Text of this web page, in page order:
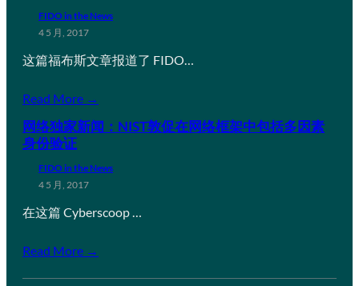
FIDO in the News
4 5 月, 2017
这篇福布斯文章报道了 FIDO…
Read More →
网络独家新闻：NIST敦促在网络框架中包括多因素
身份验证
FIDO in the News
4 5 月, 2017
在这篇 Cyberscoop …
Read More →